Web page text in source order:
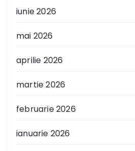
iunie 2026
mai 2026
aprilie 2026
martie 2026
februarie 2026
ianuarie 2026